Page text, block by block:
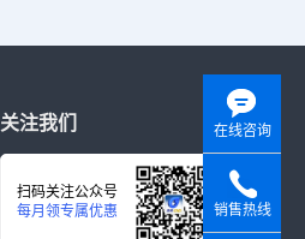
关注我们
扫码关注公众号
每月领专属优惠
在线咨询
销售热线